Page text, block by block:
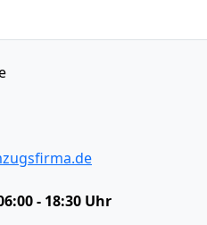
- 18:30 Uhr